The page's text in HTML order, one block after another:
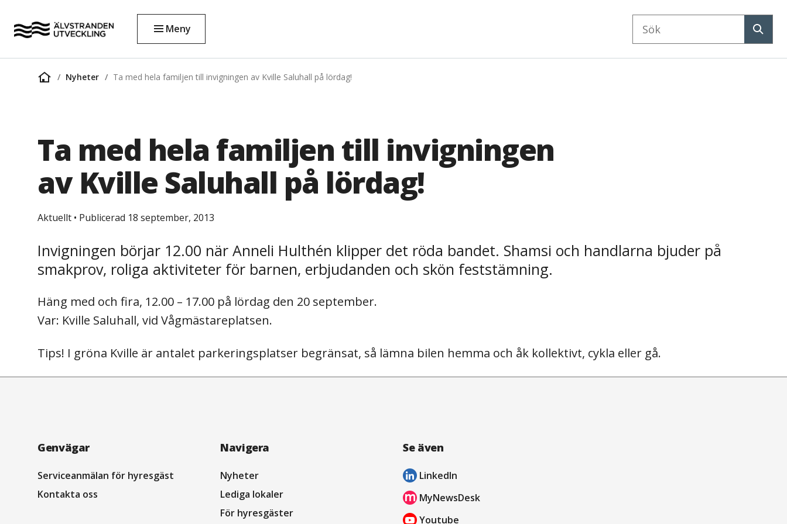
Meny
Sök
Startsida
Nyheter Ta med hela familjen till invigningen av Kville Saluhall på lördag!
Ta med hela familjen till invigningen
av Kville Saluhall på lördag!
Aktuellt • Publicerad 18 september, 2013
Invigningen börjar 12.00 när Anneli Hulthén klipper det röda bandet. Shamsi och handlarna bjuder på
smakprov, roliga aktiviteter för barnen, erbjudanden och skön feststämning.
Häng med och fira, 12.00 – 17.00 på lördag den 20 september.
Var: Kville Saluhall, vid Vågmästareplatsen.
Tips! I gröna Kville är antalet parkeringsplatser begränsat, så lämna bilen hemma och åk kollektivt, cykla eller gå.
Navigation
sidfot
Genvägar
Serviceanmälan för hyresgäst
Kontakta oss
Navigera
Nyheter
Lediga lokaler
För hyresgäster
Se även
LinkedIn
öppnas
i
nytt
MyNewsDesk
öppnas
Youtube